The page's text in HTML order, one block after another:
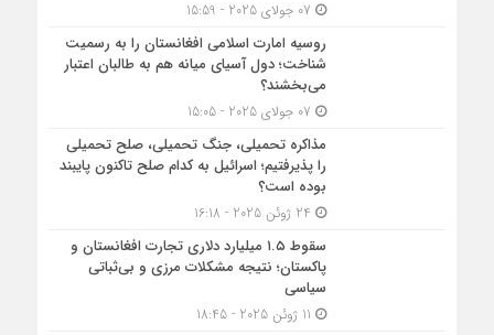
روسیه امارت اسلامی افغانستان را به رسمیت
شناخت؛ دول آسیای میانه هم به طالبان اعتبار
می‎‌بخشند؟
مذاکره تحمیلی، جنگ تحمیلی، صلح تحمیلی
را پذیرفتیم؛ اسرائیل به کدام صلح تاکنون پایبند
بوده است؟
سقوط ۱.۵ میلیارد دلاری تجارت افغانستان و
پاکستان؛ نتیجه مشکلات مرزی و بی‌ثباتی
سیاسی